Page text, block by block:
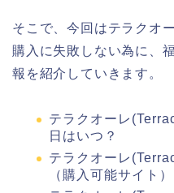
そこで、今回はテラクオ
購入に失敗しない為に、
報を紹介していきます。
テラクオーレ
日はいつ？
テラクオーレ
（購入可能サイト）